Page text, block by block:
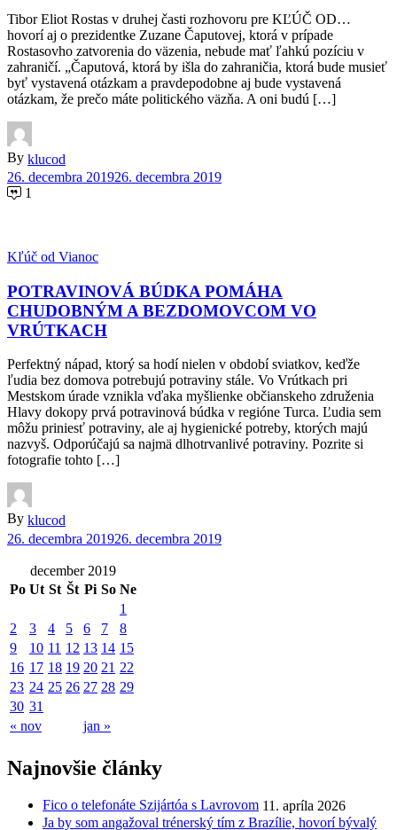
Tibor Eliot Rostas v druhej časti rozhovoru pre KĽÚČ OD…
hovorí aj o prezidentke Zuzane Čaputovej, ktorá v prípade
Rostasovho zatvorenia do väzenia, nebude mať ľahkú pozíciu v
zahraničí. „Čaputová, ktorá by išla do zahraničia, ktorá bude musieť
byť vystavená otázkam a pravdepodobne aj bude vystavená
otázkam, že prečo máte politického väzňa. A oni budú […]
By klucod
26. decembra 201926. decembra 2019
1
Kľúč od Vianoc
POTRAVINOVÁ BÚDKA POMÁHA
CHUDOBNÝM A BEZDOMOVCOM VO
VRÚTKACH
Perfektný nápad, ktorý sa hodí nielen v období sviatkov, keďže
ľudia bez domova potrebujú potraviny stále. Vo Vrútkach pri
Mestskom úrade vznikla vďaka myšlienke občianskeho združenia
Hlavy dokopy prvá potravinová búdka v regióne Turca. Ľudia sem
môžu priniesť potraviny, ale aj hygienické potreby, ktorých majú
nazvyš. Odporúčajú sa najmä dlhotrvanlivé potraviny. Pozrite si
fotografie tohto […]
By klucod
26. decembra 201926. decembra 2019
december 2019
Po Ut St Št Pi So Ne
« nov jan »
1
2
3 4 5 6 7
8
9
10 11 12 13 14 15
16 17 18 19 20 21 22
23 24 25 26 27 28 29
30 31
Najnovšie články
Fico o telefonáte Szijártóa s Lavrovom 11. apríla 2026
Ja by som angažoval trénerský tím z Brazílie, hovorí bývalý